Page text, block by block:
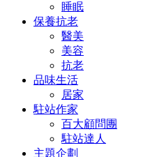
睡眠
保養抗老
醫美
美容
抗老
品味生活
居家
駐站作家
百大顧問團
駐站達人
主題企劃